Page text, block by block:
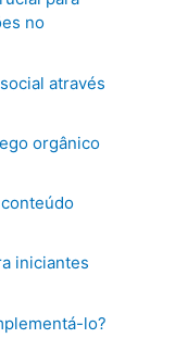
no
através
orgânico
iniciantes
lo?